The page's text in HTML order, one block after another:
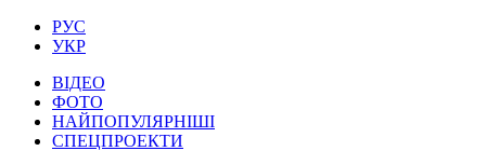
РУС
УКР
ВІДЕО
ФОТО
НАЙПОПУЛЯРНІШІ
СПЕЦПРОЕКТИ